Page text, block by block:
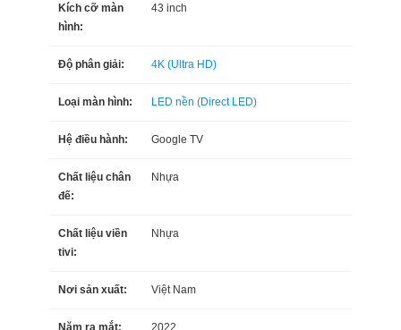
Kích cỡ màn
hình:
43 inch
Độ phân giải: 4K (Ultra HD)
Loại màn hình: LED nền (Direct LED)
Hệ điều hành: Google TV
Chất liệu chân
đế:
Nhựa
Chất liệu viền
tivi:
Nhựa
Nơi sản xuất: Việt Nam
Năm ra mắt: 2022